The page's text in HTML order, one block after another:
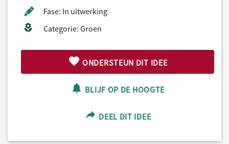
Fase: In uitwerking
Categorie: Groen
ONDERSTEUN DIT IDEE
BLIJF OP DE HOOGTE
DEEL DIT IDEE